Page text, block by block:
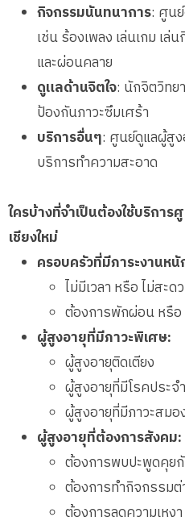
กิจกรรมนันทนาการ: ศูน
เช่น ร้องเพลง เล่นเกม เ
และผ่อนคลาย
ดูแลด้านจิตใจ: นักจิตวิทย
ป้องกันภาวะซึมเศร้า
บริการอื่นๆ: ศูนย์ดูแลผู้สู
บริการทำความสะอาด
ใครบ้างที่จำเป็นต้องใช้บริกา
เชียงใหม่
ครอบครัวที่มีภาระงานหนั
ไม่มีเวลา หรือ ไม่สะ
ต้องการพักผ่อน หรือ
ผู้สูงอายุที่มีภาวะพิเศษ:
ผู้สูงอายุติดเตียง
ผู้สูงอายุที่มีโรคประจ
ผู้สูงอายุที่มีภาวะสมอ
ผู้สูงอายุที่ต้องการสังคม:
ต้องการพบปะพูดคุย
ต้องการทำกิจกรรม
ต้องการลดความเหงา